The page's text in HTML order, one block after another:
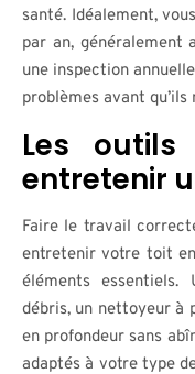
santé. Idéalement,
par an, généralement
une inspection
problèmes avant
Les outils
entretenir
Faire le travail
entretenir votre toit
éléments
débris, un nettoyeur à
en profondeur sans
adaptés à votre type